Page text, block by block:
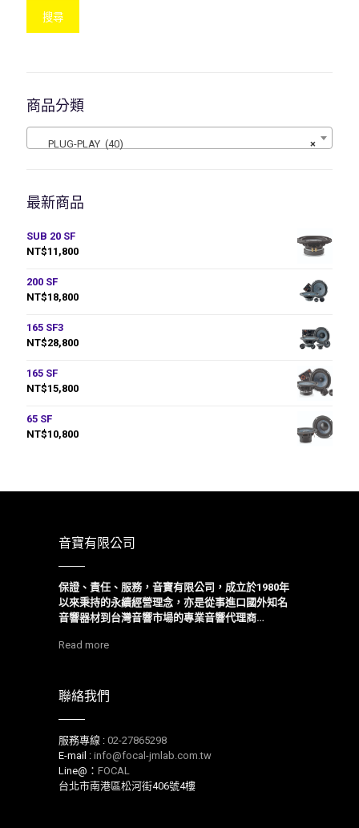
搜尋
商品分類
×
PLUG-PLAY (40)
最新商品
SUB 20 SF
NT$11,800
200 SF
NT$18,800
165 SF3
NT$28,800
165 SF
NT$15,800
65 SF
NT$10,800
音寶有限公司
保證、責任、服務，音寶有限公司，成立於1980年
以來秉持的永續經營理念，亦是從事進口國外知名
音響器材到台灣音響市場的專業音響代理商…
Read more
聯絡我們
服務專線 : 02-27865298
E-mail : info@focal-jmlab.com.tw
Line@： FOCAL
台北市南港區松河街406號4樓